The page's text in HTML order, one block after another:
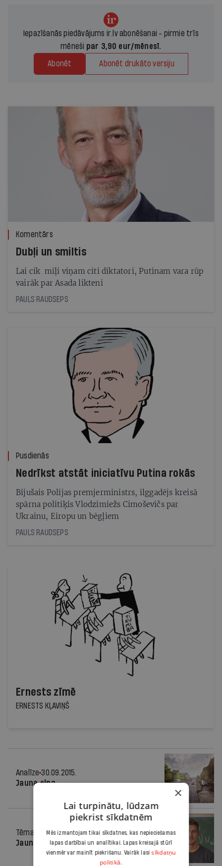
Iepazīšanās piedāvājums ir.lv abonēšanai - pirmie trīs
mēneši par 3,90 eur/mēnesī.
Abonēt Abonēt drukāto versiju
Komentārs
Dubļi un smiltis
Lai cik mīļi viņam citi diktatori, Putinam vara rūp
vairāk par Asada likteni
PAULS RAUDSEPS
Pusdienās
Nedrīkst atstāt iniciatīvu Putina rokās
Bijušais Polijas premjerministrs, ilggadējs kreisā
spārna politiķis Vlodzimiežs Cimoševičs par
Ukrainu, Eiropu un bēgļiem
PAULS RAUDSEPS
Ernests zīmē
ERNESTS KĻAVIŅŠ
Analīze 30.09.2015.
Jauna elpa
Tēma
30.09.2015.
Jauns. Gudrs. Skolotājs!?
×
Lai turpinātu, lūdzam
piekrist sīkdatnēm
Mēs izmantojam tikai sīkdatnes, kas nepieciešamas
lapas darbībai un analītikai. Lapas kreisajā stūrī
vienmēr var mainīt piekrišanu. Vairāk lasisīkdatņu
politikā.